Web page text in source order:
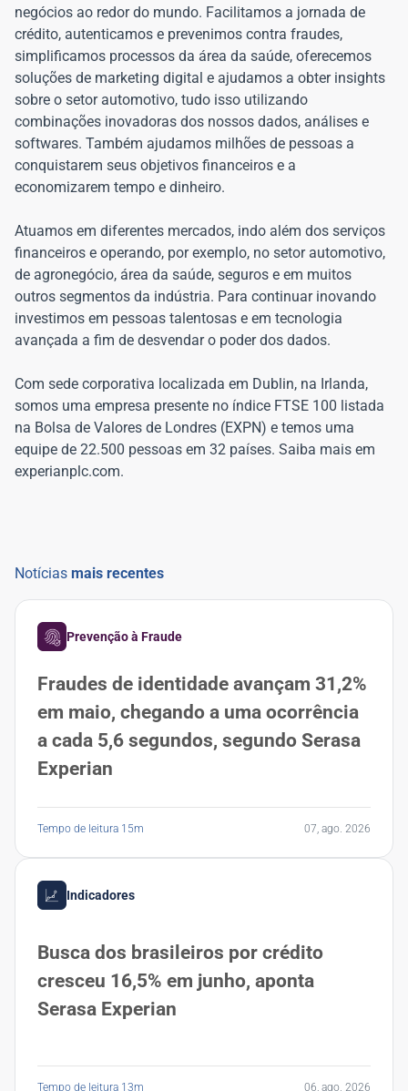
negócios ao redor do mundo. Facilitamos a jornada de
crédito, autenticamos e prevenimos contra fraudes,
simplificamos processos da área da saúde, oferecemos
soluções de marketing digital e ajudamos a obter insights
sobre o setor automotivo, tudo isso utilizando
combinações inovadoras dos nossos dados, análises e
softwares. Também ajudamos milhões de pessoas a
conquistarem seus objetivos financeiros e a
economizarem tempo e dinheiro.
Atuamos em diferentes mercados, indo além dos serviços
financeiros e operando, por exemplo, no setor automotivo,
de agronegócio, área da saúde, seguros e em muitos
outros segmentos da indústria. Para continuar inovando
investimos em pessoas talentosas e em tecnologia
avançada a fim de desvendar o poder dos dados.
Com sede corporativa localizada em Dublin, na Irlanda,
somos uma empresa presente no índice FTSE 100 listada
na Bolsa de Valores de Londres (EXPN) e temos uma
equipe de 22.500 pessoas em 32 países. Saiba mais em
experianplc.com.
Notícias mais recentes
Prevenção à Fraude
Fraudes de identidade avançam 31,2%
em maio, chegando a uma ocorrência
a cada 5,6 segundos, segundo Serasa
Experian
Tempo de leitura 15m 07, ago. 2026
Indicadores
Busca dos brasileiros por crédito
cresceu 16,5% em junho, aponta
Serasa Experian
Tempo de leitura 13m 06, ago. 2026